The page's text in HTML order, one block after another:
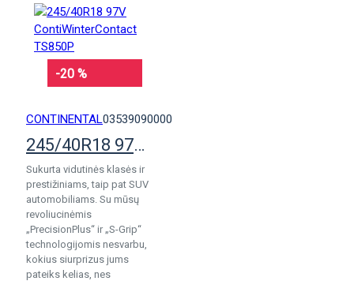
-20 %
CONTINENTAL03539090000
245/40R18 97V ContiWinterContact TS850P
Sukurta vidutinės klasės ir
prestižiniams, taip pat SUV
automobiliams. Su mūsų
revoliucinėmis
„PrecisionPlus“ ir „S-Grip“
technologijomis nesvarbu,
kokius siurprizus jums
pateiks kelias, nes